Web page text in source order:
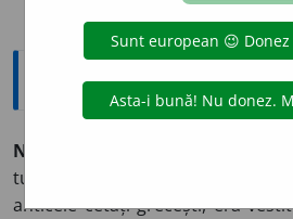
Expresii și citate
Non licet omnibus adire
tuturora să se ducă în
anticele cetăți grecești, era